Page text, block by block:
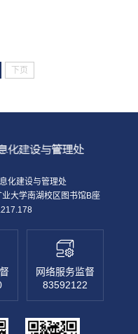
下页
化建设与管理处
大学南湖校区图书馆B座
网络服务监督
83592122